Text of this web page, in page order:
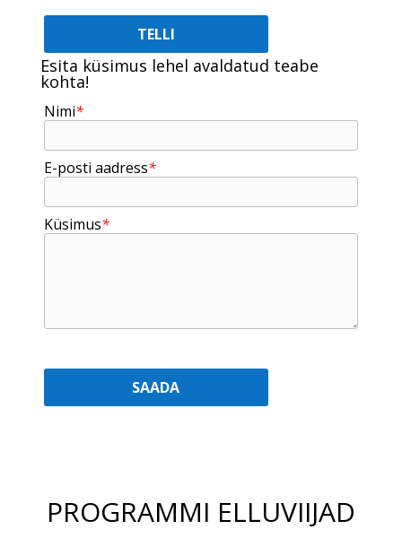
Esita küsimus lehel avaldatud teabe
kohta!
Nimi*
E-posti aadress*
Küsimus*
PROGRAMMI ELLUVIIJAD